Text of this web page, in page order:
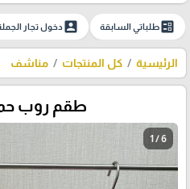
ballotطلباتي السابقة account_boxدخول تجار
الرئيسية كل المنتجات مناشف
طقم روب حمام
1 / 6